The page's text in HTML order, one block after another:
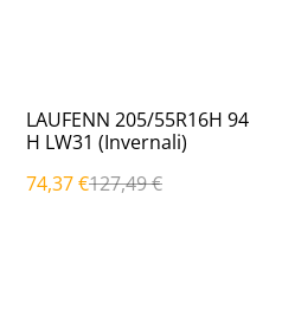
%
LAUFENN 205/55R16H 94
H LW31 (Invernali)
74,37 €127,49 €